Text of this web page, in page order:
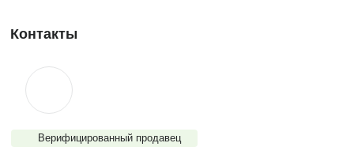
Контакты
Верифицированный продавец